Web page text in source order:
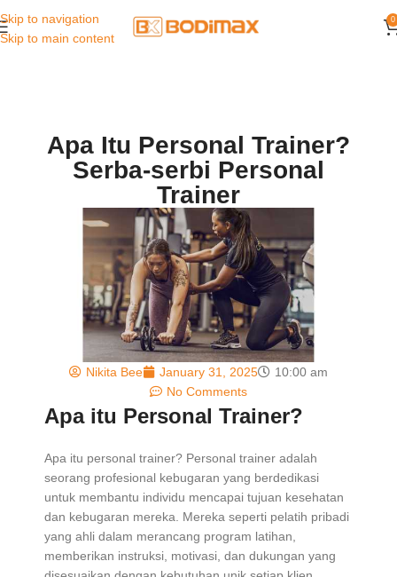
Skip to navigation
Skip to main content
0
Apa Itu Personal Trainer?
Serba-serbi Personal
Trainer
Nikita Bee January 31, 2025
10:00 am
No Comments
Apa itu Personal Trainer?
Apa itu personal trainer? Personal trainer adalah
seorang profesional kebugaran yang berdedikasi
untuk membantu individu mencapai tujuan kesehatan
dan kebugaran mereka. Mereka seperti pelatih pribadi
yang ahli dalam merancang program latihan,
memberikan instruksi, motivasi, dan dukungan yang